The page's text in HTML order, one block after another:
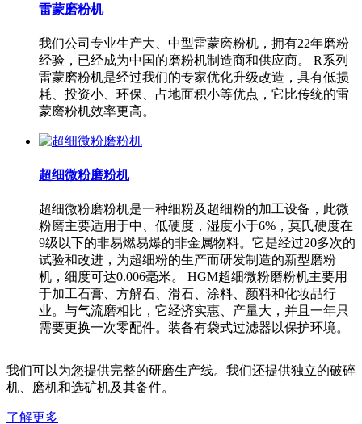
雷蒙磨粉机
我们公司专业生产大、中型雷蒙磨粉机，拥有22年磨粉
经验，已经成为中国的磨粉机制造商和供应商。 R系列
雷蒙磨粉机是经过我们的专家优化升级改造，具有低损
耗、投资小、环保、占地面积小等优点，它比传统的雷
蒙磨粉机效率更高。
超细微粉磨粉机
超细微粉磨粉机是一种细粉及超细粉的加工设备，此微
粉磨主要适用于中、低硬度，湿度小于6%，莫氏硬度在
9级以下的非易燃易爆的非金属物料。它是经过20多次的
试验和改进，为超细粉的生产而研发制造的新型磨粉
机，细度可达0.006毫米。 HGM超细微粉磨粉机主要用
于加工石膏、方解石、滑石、涂料、颜料和化妆品行
业。与气流磨相比，它经济实惠、产量大，并且一年只
需要更换一次零配件。装备有袋式过滤器以保护环境。
我们可以为您提供完整的研磨生产线。我们还提供独立的破碎
机、磨机和选矿机及其备件。
了解更多